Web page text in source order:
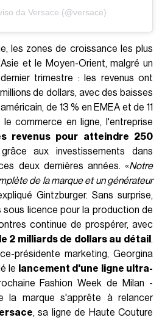
da Versace (@versace)
les zones de croissance les plus
et le Moyen-Orient, malgré un
trimestre : les revenus ont
de dollars, avec des baisses
de 13 % en EMEA et de 11
commerce en ligne, l'entreprise
revenus pour atteindre 250
aux investissements dans
deux dernières années. «Notre
de la marque et un générateur
Gintzburger. Sans surprise,
sous licence pour la production de
continue de prospérer, avec
2 milliards de dollars au détail .
présidente marketing, Georgina
le
lancement d'une ligne ultra-
Fashion Week de Milan -
la marque s'apprête à relancer
, sa ligne de Haute Couture